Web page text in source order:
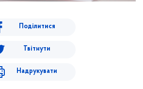
Поділитися
Твітнути
Надрукувати